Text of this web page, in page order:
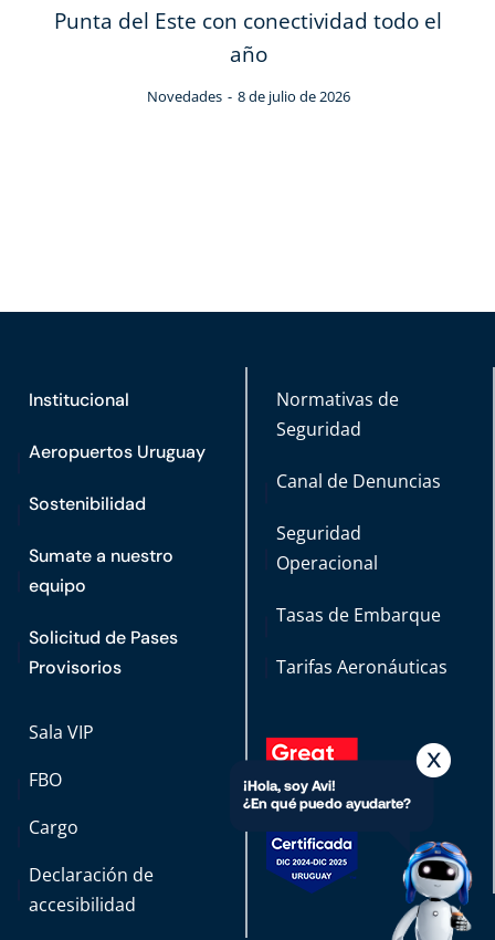
Punta del Este con conectividad todo el
año
Novedades 8 de julio de 2026
Institucional
Aeropuertos Uruguay
Sostenibilidad
Sumate a nuestro
equipo
Solicitud de Pases
Provisorios
Sala VIP
FBO
Cargo
Declaración de
accesibilidad
Normativas de
Seguridad
Canal de Denuncias
Seguridad
Operacional
Tasas de Embarque
Tarifas Aeronáuticas